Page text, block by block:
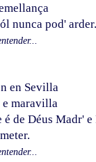
nunca pod' arder.
en Sevilla
e maravilla
é de Déus Madr'